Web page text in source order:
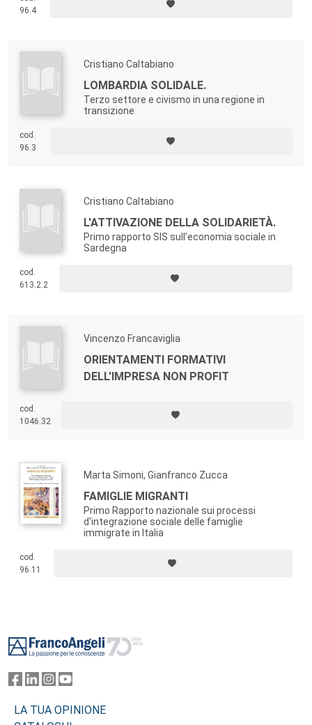
96.4
Cristiano Caltabiano
LOMBARDIA SOLIDALE.
Terzo settore e civismo in una regione in
transizione
cod.
96.3
Cristiano Caltabiano
L'ATTIVAZIONE DELLA SOLIDARIETÀ.
Primo rapporto SIS sull'economia sociale in
Sardegna
cod.
613.2.2
Vincenzo Francaviglia
ORIENTAMENTI FORMATIVI
DELL'IMPRESA NON PROFIT
cod.
1046.32
Marta Simoni, Gianfranco Zucca
FAMIGLIE MIGRANTI
Primo Rapporto nazionale sui processi
d'integrazione sociale delle famiglie
immigrate in Italia
cod.
96.11
LA TUA OPINIONE